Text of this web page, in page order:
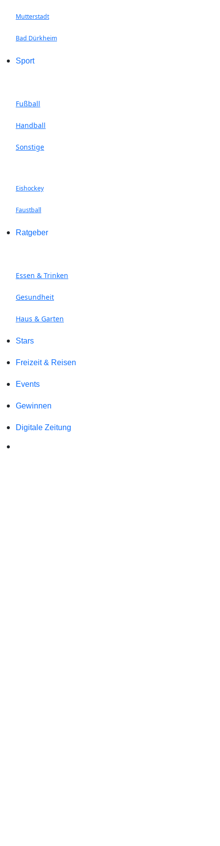
Mutterstadt
Bad Dürkheim
Sport
Fußball
Handball
Sonstige
Eishockey
Faustball
Ratgeber
Essen & Trinken
Gesundheit
Haus & Garten
Stars
Freizeit & Reisen
Events
Gewinnen
Digitale Zeitung